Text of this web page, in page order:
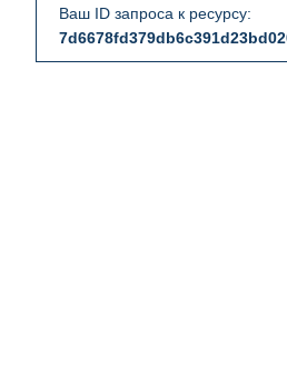
Ваш ID запроса к ресурсу: